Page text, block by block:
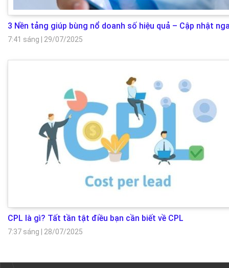
3 Nền tảng giúp bùng nổ doanh số hiệu quả – Cập nhật
7:41 sáng 29/07/2025
CPL là gì? Tất tần tật điều bạn cần biết về CPL
7:37 sáng 28/07/2025